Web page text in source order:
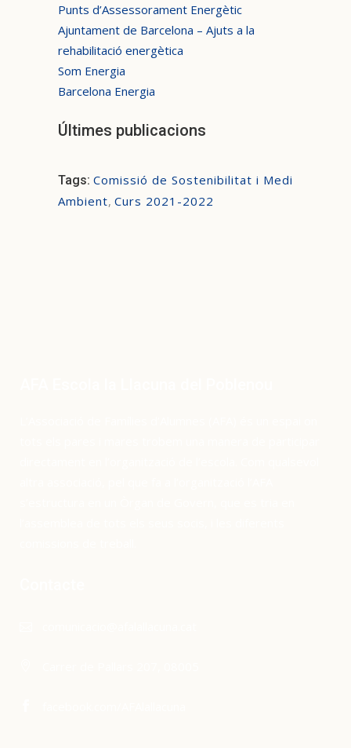
Punts d’Assessorament Energètic
Ajuntament de Barcelona – Ajuts a la
rehabilitació energètica
Som Energia
Barcelona Energia
Últimes publicacions
Tags: Comissió de Sostenibilitat i Medi
Ambient, Curs 2021-2022